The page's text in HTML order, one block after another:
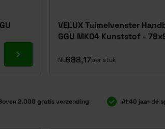
Ga naar product
VELUX Tuimelvenster
GGU MK04 Kunststof -
Nu688,17per stuk
2.000 gratis verzending Al 40 jaar dé